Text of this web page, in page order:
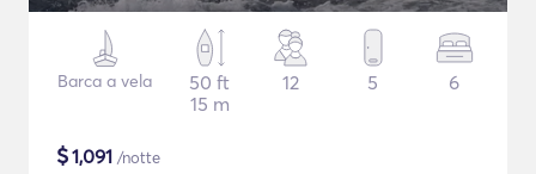
Barca a vela
50 ft
15 m
12 5 6
$1,091 /notte